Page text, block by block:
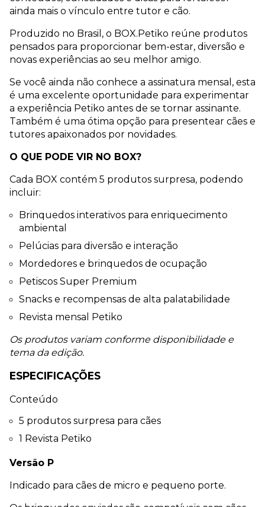
ainda mais o vínculo entre tutor e cão.
Produzido no Brasil, o BOX.Petiko reúne produtos
pensados para proporcionar bem-estar, diversão e
novas experiências ao seu melhor amigo.
Se você ainda não conhece a assinatura mensal, esta
é uma excelente oportunidade para experimentar
a experiência Petiko antes de se tornar assinante.
Também é uma ótima opção para presentear cães e
tutores apaixonados por novidades.
O QUE PODE VIR NO BOX?
Cada BOX contém 5 produtos surpresa, podendo
incluir:
Brinquedos interativos para enriquecimento
ambiental
Pelúcias para diversão e interação
Mordedores e brinquedos de ocupação
Petiscos Super Premium
Snacks e recompensas de alta palatabilidade
Revista mensal Petiko
Os produtos variam conforme disponibilidade e
tema da edição.
ESPECIFICAÇÕES
Conteúdo
5 produtos surpresa para cães
1 Revista Petiko
Versão P
Indicado para cães de micro e pequeno porte.